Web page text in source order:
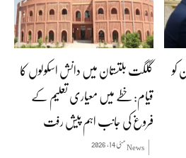
گلگت بلتستان میں دانش اسکولوں کا
قیام: خطے میں معیاری تعلیم کے
فروغ کی جانب اہم پیش رفت
Newsمئی 14, 2026